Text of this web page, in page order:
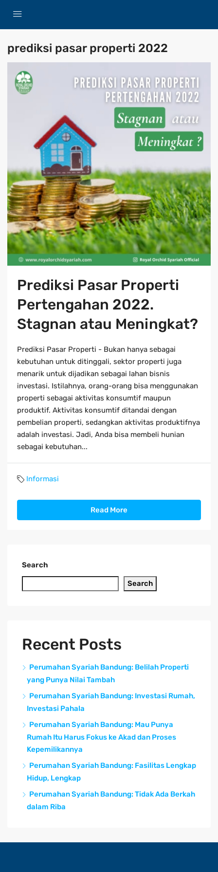
prediksi pasar properti 2022
Prediksi Pasar Properti
Pertengahan 2022.
Stagnan atau Meningkat?
Prediksi Pasar Properti - Bukan hanya sebagai
kebutuhan untuk ditinggali, sektor properti juga
menarik untuk dijadikan sebagai lahan bisnis
investasi. Istilahnya, orang-orang bisa menggunakan
properti sebagai aktivitas konsumtif maupun
produktif. Aktivitas konsumtif ditandai dengan
pembelian properti, sedangkan aktivitas produktifnya
adalah investasi. Jadi, Anda bisa membeli hunian
sebagai kebutuhan...
Informasi
Read More
Search
Search
Recent Posts
Perumahan Syariah Bandung: Belilah Properti
yang Punya Nilai Tambah
Perumahan Syariah Bandung: Investasi Rumah,
Investasi Pahala
Perumahan Syariah Bandung: Mau Punya
Rumah Itu Harus Fokus ke Akad dan Proses
Kepemilikannya
Perumahan Syariah Bandung: Fasilitas Lengkap
Hidup, Lengkap
Perumahan Syariah Bandung: Tidak Ada Berkah
dalam Riba